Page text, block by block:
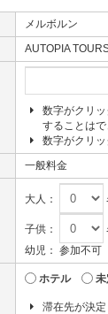
メルボルン
AUTOPIA
数字がクリ
することはで
数字がクリ
一般料金
大人：
子供：
幼児： 参加不可
ホテル
滞在先が決